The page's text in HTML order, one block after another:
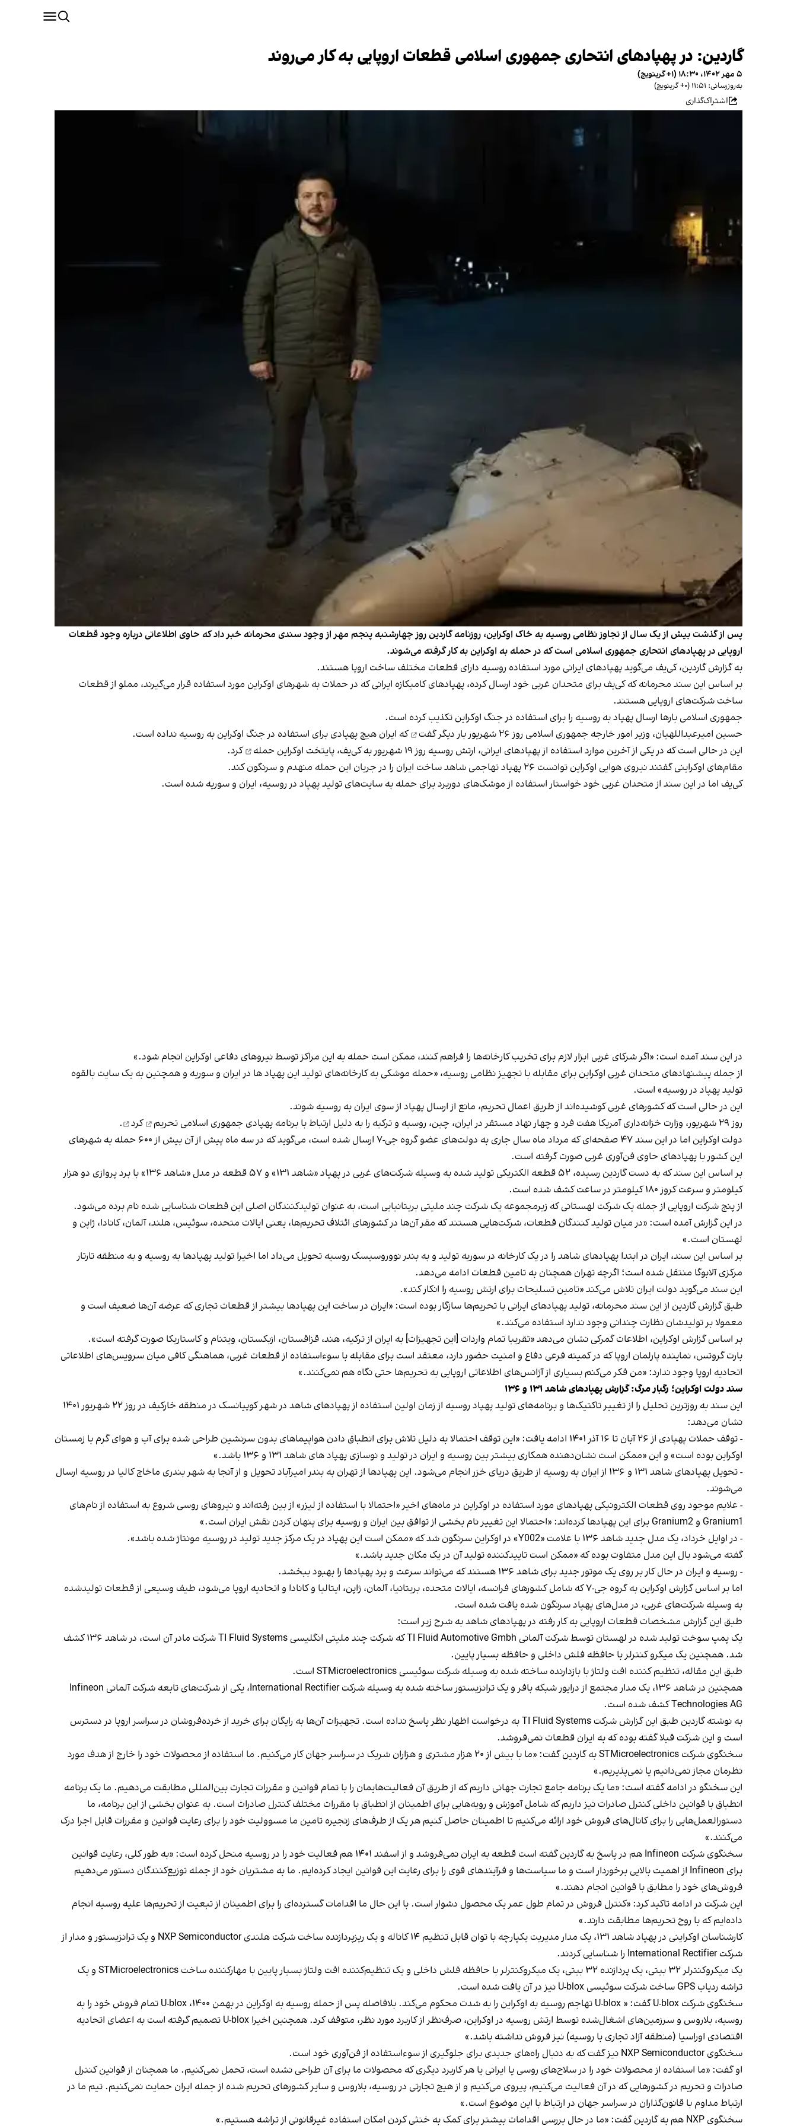
گاردین: در پهپادهای انتحاری جمهوری اسلامی قطعات اروپایی به کار می‌روند
۵ مهر ۱۴۰۲، ۱۸:۳۰ (‎+۱ گرینویچ)
به‌روزرسانی: ۱۱:۵۱ (‎+۰ گرینویچ)
اشتراک‌گذاری
پس از گذشت بیش از یک سال از تجاوز نظامی روسیه به خاک اوکراین، روزنامه گاردین روز چهارشنبه پنجم مهر از وجود سندی محرمانه خبر داد که حاوی اطلاعاتی درباره وجود قطعات
اروپایی در پهپادهای انتحاری جمهوری اسلامی است که در حمله به اوکراین به کار گرفته می‌شوند.
به گزارش گاردین، کی‌یف می‌گوید پهپادهای ایرانی مورد استفاده روسیه دارای قطعات مختلف ساخت اروپا هستند.
بر اساس این سند محرمانه‌ که کی‌یف برای متحدان غربی خود ارسال کرده، پهپادهای کامیکازه ایرانی که در حملات به شهرهای اوکراین مورد استفاده قرار می‌گیرند، مملو از قطعات
ساخت شرکت‌های اروپایی هستند.
جمهوری اسلامی بارها ارسال پهپاد به روسیه را برای استفاده در جنگ اوکراین تکذیب کرده است.
حسین امیرعبداللهیان، وزیر امور خارجه جمهوری اسلامی روز ۲۶ شهریور بار دیگر
گفت
که ایران هیچ پهپادی برای استفاده در جنگ اوکراین به روسیه نداده است.
این در حالی است که در یکی از آخرین موارد استفاده از پهپادهای ایرانی، ارتش روسیه روز ۱۹ شهریور به کی‌یف، پایتخت اوکراین
حمله
کرد.
مقام‌های اوکراینی گفتند نیروی هوایی اوکراین توانست ۲۶ پهپاد تهاجمی شاهد ساخت ایران را در جریان این حمله منهدم و سرنگون کند.
کی‌یف اما در این سند از متحدان غربی خود خواستار استفاده از موشک‌های دوربرد برای حمله به سایت‌های تولید پهپاد در روسیه، ایران و سوریه شده است.
در این سند آمده است: «اگر شرکای غربی ابزار لازم برای تخریب کارخانه‌ها را فراهم کنند، ممکن است حمله به این مراکز توسط نیروهای دفاعی اوکراین انجام شود.»
از جمله پیشنهادهای متحدان غربی اوکراین برای مقابله با تجهیز نظامی روسیه، «حمله موشکی به کارخانه‌‌های تولید این پهپاد ها در ایران و سوریه و همچنین به یک سایت بالقوه
تولید پهپاد در روسیه» است.
این در حالی است که کشورهای غربی کوشیده‌اند از طریق اعمال تحریم‌، مانع از ارسال پهپاد از سوی ایران به روسیه شوند.
روز ۲۹ شهریور، وزارت خزانه‌داری آمریکا هفت فرد و چهار نهاد مستقر در ایران، چین، روسیه و ترکیه را به دلیل ارتباط با برنامه پهپادی جمهوری اسلامی
تحریم کرد
.
دولت اوکراین اما در این سند ۴۷ صفحه‌ای که مرداد ماه سال جاری به دولت‌‌های عضو گروه جی-۷ ارسال شده است، می‌گوید که در سه ماه پیش از آن بیش از ۶۰۰ حمله به شهرهای
این کشور با پهپادهای حاوی فن‌آوری غربی صورت گرفته است.
بر اساس این سند که به دست گاردین رسیده، ۵۲ قطعه الکتریکی تولید شده به وسیله شرکت‌های غربی در پهپاد «شاهد ۱۳۱» و ۵۷ قطعه در مدل «شاهد ۱۳۶» با برد پروازی دو هزار
کیلومتر و سرعت کروز ۱۸۰ کیلومتر در ساعت کشف شده است.
از پنج شرکت اروپایی از جمله یک شرکت لهستانی که زیرمجموعه یک شرکت چند ملیتی بریتانیایی است، به عنوان تولیدکنندگان اصلی این قطعات شناسایی شده نام برده می‌شود.
در این گزارش آمده است: «در میان تولید‌ کنندگان قطعات، شرکت‌‌هایی هستند که مقر آن‌ها در کشورهای ائتلاف تحریم‌ها، یعنی ایالات متحده، سوئیس، هلند، آلمان، کانادا، ژاپن و
لهستان است.»
بر اساس این سند، ایران در ابتدا پهپادهای شاهد را در یک کارخانه در سوریه تولید و به بندر نووروسیسک روسیه تحویل می‌داد اما اخیرا تولید پهپادها به روسیه و به منطقه تارتار
مرکزی آلابوگا منتقل شده است؛ اگرچه تهران همچنان به تامین قطعات ادامه می‌دهد.
این سند می‌گوید دولت ایران تلاش می‌کند «تامین تسلیحات برای ارتش روسیه را انکار کند».
طبق گزارش گاردین از این سند محرمانه، تولید پهپادهای ایرانی با تحریم‌ها سازگار بوده است: «ایران در ساخت این پهپادها بیشتر از قطعات تجاری که عرضه آن‌ها ضعیف است و
معمولا بر تولیدشان نظارت چندانی وجود ندارد استفاده می‌کند.»
بر اساس گزارش اوکراین، اطلاعات گمرکی نشان می‌دهد «تقریبا تمام واردات [این تجهیزات] به ایران از ترکیه، هند، قزاقستان، ازبکستان، ویتنام و کاستاریکا صورت گرفته است».
بارت گروتس، نماینده پارلمان اروپا که در کمیته فرعی دفاع و امنیت حضور دارد، معتقد است برای مقابله با سوءاستفاده از قطعات غربی، هماهنگی کافی میان سرویس‌های اطلاعاتی
اتحادیه اروپا وجود ندارد: «من فکر می‌کنم بسیاری از آژانس‌های اطلاعاتی اروپایی به تحریم‌ها حتی نگاه هم نمی‌کنند.»
سند دولت اوکراین؛ رگبار مرگ‌: گزارش پهپادهای شاهد ۱۳۱ و ۱۳۶
این سند به ‌روزترین تحلیل را از تغییر تاکتیک‌ها و برنامه‌های تولید پهپاد روسیه از زمان اولین استفاده از پهپادهای شاهد در شهر کوپیانسک در منطقه خارکیف در روز ۲۲ شهریور ۱۴۰۱
نشان می‌دهد:
- توقف حملات پهپادی از ۲۶ آبان تا ۱۶ آذر ۱۴۰۱ ادامه یافت: «این توقف احتمالا به دلیل تلاش برای انطباق دادن هواپیماهای بدون سرنشین طراحی‌ شده برای آب و هوای گرم با زمستان
اوکراین بوده است» و این «ممکن است نشان‌دهنده همکاری بیشتر بین روسیه و ایران در تولید و نوسازی پهپاد های شاهد ۱۳۱ و ۱۳۶ باشد.»
- تحویل پهپادهای شاهد ۱۳۱ و ۱۳۶ از ایران به روسیه از طریق دریای خزر انجام می‌شود. این پهپادها از تهران به بندر امیرآباد تحویل و از آنجا به شهر بندری ماخاچ ‌کالیا در روسیه ارسال
می‌شوند.
- علایم موجود روی قطعات الکترونیکی پهپادهای مورد استفاده در اوکراین در ماه‌های اخیر «احتمالا با استفاده از لیزر» از بین رفته‌اند و نیروهای روسی شروع به استفاده از نام‌‌های
Granium1 و Granium2 برای این پهپادها کرده‌اند: «احتمالا این تغییر نام بخشی از توافق بین ایران و روسیه برای پنهان کردن نقش ایران است.»
- در اوایل خرداد، یک مدل جدید شاهد ۱۳۶ با علامت «Y002» در اوکراین سرنگون شد که «ممکن است این پهپاد در یک مرکز جدید تولید در روسیه مونتاژ شده باشد».
گفته می‌‌شود بال این مدل متفاوت بوده که «ممکن است تاییدکننده تولید آن در یک مکان جدید باشد.»
- روسیه و ایران در حال کار بر روی یک موتور جدید برای شاهد ۱۳۶ هستند که می‌تواند سرعت و برد پهپادها را بهبود ببخشد.
اما بر اساس گزارش اوکراین به گروه جی-۷ که شامل کشورهای فرانسه، ایالات متحده، بریتانیا، آلمان، ژاپن، ایتالیا و کانادا و اتحادیه اروپا می‌شود، طیف وسیعی از قطعات تولیدشده
به وسیله شرکت‌های غربی، در مدل‌های پهپاد سرنگون شده یافت شده است.
طبق این گزارش مشخصات قطعات اروپایی به کار رفته در پهپادهای شاهد به شرح زیر است:
یک پمپ سوخت تولید شده در لهستان توسط شرکت آلمانی TI Fluid Automotive Gmbh که شرکت چند ملیتی انگلیسی TI Fluid Systems شرکت مادر آن است، در شاهد ۱۳۶ کشف
شد. همچنین یک میکرو کنترلر با حافظه فلش داخلی و حافظه بسیار پایین.
طبق این مقاله، تنظیم کننده افت ولتاژ با بازدارنده ساخته شده به وسیله شرکت سوئیسی STMicroelectronics است.
همچنین در شاهد ۱۳۶، یک مدار مجتمع از درایور شبکه بافر و یک ترانزیستور ساخته شده به وسیله شرکت International Rectifier، یکی از شرکت‌های تابعه شرکت آلمانی Infineon
Technologies AG کشف شده است.
به نوشته گاردین طبق این گزارش شرکت TI Fluid Systems به درخواست اظهار نظر پاسخ نداده است. تجهیزات آن‌ها به رایگان برای خرید از خرده‌فروشان در سراسر اروپا در دسترس
است و این شرکت قبلا گفته بوده که به ایران قطعات نمی‌فروشد.
سخنگوی شرکت STMicroelectronics به گاردین گفت: «ما با بیش از ۲۰ هزار مشتری و هزاران شریک در سراسر جهان کار می‌کنیم. ما استفاده از محصولات خود را خارج از هدف مورد
نظرمان مجاز نمی‌دانیم یا نمی‌پذیریم.»
این سخنگو در ادامه گفته است:‌ «ما یک برنامه جامع تجارت جهانی داریم که از طریق آن فعالیت‌هایمان را با تمام قوانین و مقررات تجارت بین‌المللی مطابقت می‌دهیم. ما یک برنامه
انطباق با قوانین داخلی کنترل صادرات نیز داریم که شامل آموزش و رویه‌هایی برای اطمینان از انطباق با مقررات مختلف کنترل صادرات است. به عنوان بخشی از این برنامه، ما
دستورالعمل‌هایی را برای کانال‌های فروش خود ارائه می‌کنیم تا اطمینان حاصل کنیم هر یک از طرف‌های زنجیره تامین ما مسوولیت خود را برای رعایت قوانین و مقررات قابل اجرا درک
می‌کنند.»
سخنگوی شرکت Infineon هم در پاسخ به گاردین گفته است قطعه به ایران نمی‌فروشد و از اسفند ۱۴۰۱ هم فعالیت خود را در روسیه منحل کرده است: «به طور کلی، رعایت قوانین
برای Infineon از اهمیت بالایی برخوردار است و ما سیاست‌ها و فرآیندهای قوی را برای رعایت این قوانین ایجاد کرده‌ایم. ما به مشتریان خود از جمله توزیع‌کنندگان دستور می‌دهیم
فروش‌های خود را مطابق با قوانین انجام دهند.»
این شرکت در ادامه تاکید کرد: «کنترل فروش در تمام طول عمر یک محصول دشوار است. با این حال ما اقدامات گسترده‌ای را برای اطمینان از تبعیت از تحریم‌ها علیه روسیه انجام
داده‌ایم که با روح تحریم‌ها مطابقت دارند.»
کارشناسان اوکراینی در پهپاد شاهد ۱۳۱، یک مدار مدیریت یکپارچه با توان قابل تنظیم ۱۴ کاناله و یک ریزپردازنده ساخت شرکت هلندی NXP Semiconductor و یک ترانزیستور و مدار از
شرکت International Rectifier را شناسایی کردند.
یک میکروکنترلر ۳۲ بیتی، یک پردازنده ۳۲ بیتی، یک میکروکنترلر با حافظه فلش داخلی و یک تنظیم‌کننده افت ولتاژ بسیار پایین با مهارکننده ساخت STMicroelectronics و یک
تراشه ردیاب GPS ساخت شرکت سوئیسی U-blox نیز در آن یافت شده است.
سخنگوی شرکت U-blox گفت: « U-blox تهاجم روسیه به اوکراین را به شدت محکوم می‌کند. بلافاصله پس از حمله روسیه به اوکراین در بهمن ۱۴۰۰، U-blox تمام فروش خود را به
روسیه، بلاروس و سرزمین‌های اشغال‌شده توسط ارتش روسیه در اوکراین، صرف‌نظر از کاربرد مورد نظر، متوقف کرد. همچنین اخیرا U-blox تصمیم گرفته است به اعضای اتحادیه
اقتصادی اوراسیا (منطقه آزاد تجاری با روسیه) نیز فروش نداشته باشد.»
سخنگوی NXP Semiconductor نیز گفت که به دنبال راه‌های جدیدی برای جلوگیری از سوءاستفاده از فن‌آوری خود است.
او گفت: «ما استفاده از محصولات خود را در سلاح‌های روسی یا ایرانی یا هر کاربرد دیگری که محصولات ما برای آن طراحی نشده است، تحمل نمی‌کنیم. ما همچنان از قوانین کنترل
صادرات و تحریم در کشورهایی که در آن فعالیت می‌کنیم، پیروی می‌کنیم و از هیچ تجارتی در روسیه، بلاروس و سایر کشورهای تحریم ‌شده از جمله ایران حمایت نمی‌کنیم. تیم ما در
ارتباط مداوم با قانون‌گذاران در سراسر جهان در ارتباط با این موضوع است.»
سخنگوی NXP هم به گاردین گفت: «ما در حال بررسی اقدامات بیشتر برای کمک به خنثی کردن امکان استفاده غیرقانونی از تراشه هستیم.»